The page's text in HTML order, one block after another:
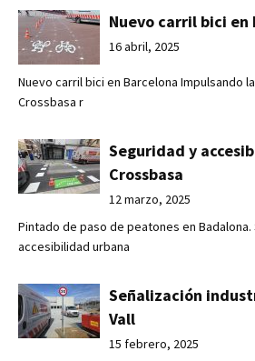
Nuevo carril bici en
16 abril, 2025
Nuevo carril bici en Barcelona Impulsando
Crossbasa r
Seguridad y
Crossbasa
12 marzo, 2025
Pintado de paso de peatones en
accesibilidad urbana
Señalización
Vall
15 febrero, 2025